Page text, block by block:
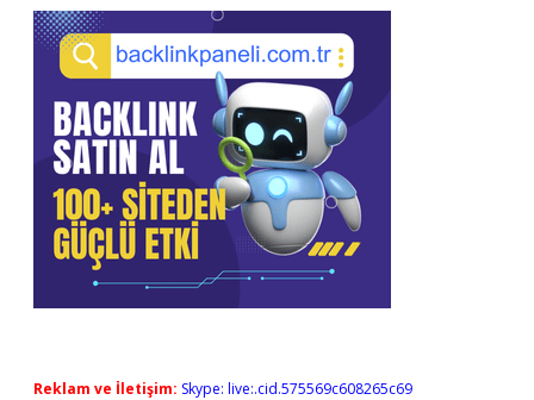
Reklam ve İletişim: Skype: live:.cid.575569c608265c69